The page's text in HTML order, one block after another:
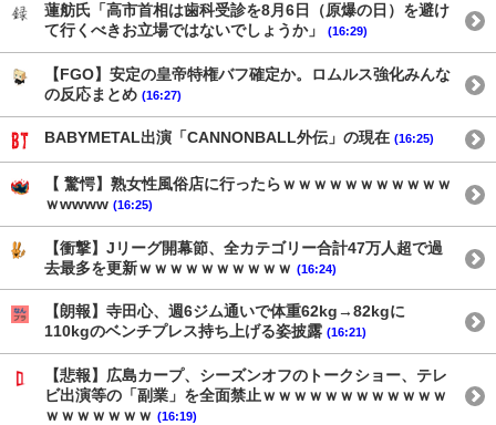
蓮舫氏「高市首相は歯科受診を8月6日（原爆の日）を避け
て行くべきお立場ではないでしょうか」
(16:29)
【FGO】安定の皇帝特権バフ確定か。ロムルス強化みんな
の反応まとめ (16:27)
BABYMETAL出演「CANNONBALL外伝」の現在 (16:25)
【 驚愕】熟女性風俗店に行ったらｗｗｗｗｗｗｗｗｗｗｗ
ｗwwww (16:25)
【衝撃】Jリーグ開幕節、全カテゴリー合計47万人超で過
去最多を更新ｗｗｗｗｗｗｗｗｗｗ (16:24)
【朗報】寺田心、週6ジム通いで体重62kg→82kgに
110kgのベンチプレス持ち上げる姿披露 (16:21)
【悲報】広島カープ、シーズンオフのトークショー、テレ
ビ出演等の「副業」を全面禁止ｗｗｗｗｗｗｗｗｗｗｗｗ
ｗｗｗｗｗｗｗ (16:19)